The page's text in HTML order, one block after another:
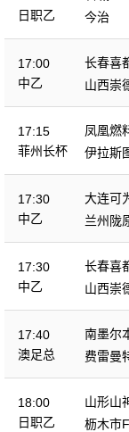
日职乙
今治
17:00
中乙
长春喜
山西崇
17:15
菲州长杯
凤凰燃
伊拉斯
17:30
中乙
大连可
兰州陇
17:30
中乙
长春喜
山西崇
17:40
澳足总
南墨尔
费雷曼
18:00
日职乙
山形山
枥木市